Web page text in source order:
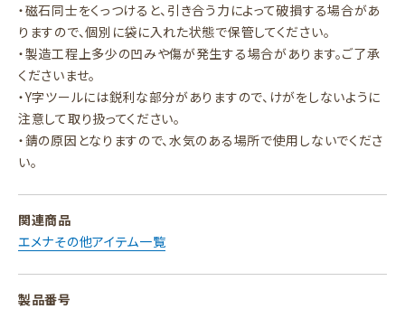
・磁石同士をくっつけると、引き合う力によって破損する場合があ
りますので、個別に袋に入れた状態で保管してください。
・製造工程上多少の凹みや傷が発生する場合があります。ご了承
くださいませ。
・Y字ツールには鋭利な部分がありますので、けがをしないように
注意して取り扱ってください。
・錆の原因となりますので、水気のある場所で使用しないでくださ
い。
関連商品
エメナその他アイテム一覧
製品番号